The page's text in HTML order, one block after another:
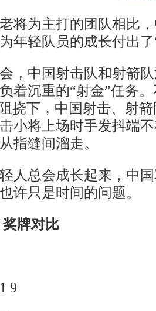
为主打的团队相比，
年轻队员的成长付出
中国射击队和射箭队
着沉重的“射金”任务
挠下，中国射击、射
小将上场时手发抖端
指缝间溜走。
总会成长起来，中国
许只是时间的问题。
牌对比
9